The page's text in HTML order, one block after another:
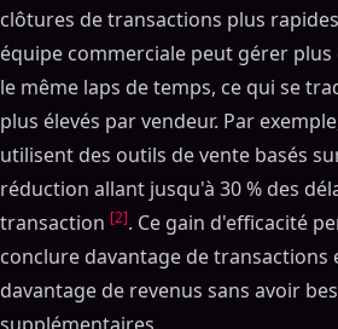
clôtures de transactions plus
équipe commerciale peut gérer
le même laps de temps, ce qui se
plus élevés par vendeur. Par
utilisent des outils de vente basés
réduction allant jusqu'à 30 % des
transaction [2]. Ce gain d'efficacité
conclure davantage de transactions
davantage de revenus sans avoir